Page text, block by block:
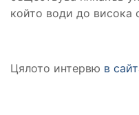
който води до висока
Цялото интервю в